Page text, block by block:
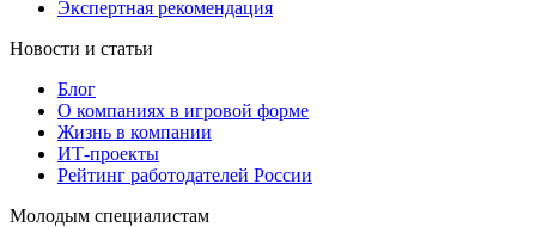
Экспертная рекомендация
Новости и статьи
Блог
О компаниях в игровой форме
Жизнь в компании
ИТ-проекты
Рейтинг работодателей России
Молодым специалистам